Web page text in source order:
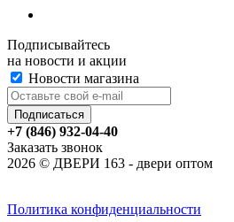
Подписывайтесь
на новости и акции
Новости магазина
+7 (846) 932-04-40
Заказать звонок
2026 © ДВЕРИ 163 - двери оптом
Политика конфиденциальности